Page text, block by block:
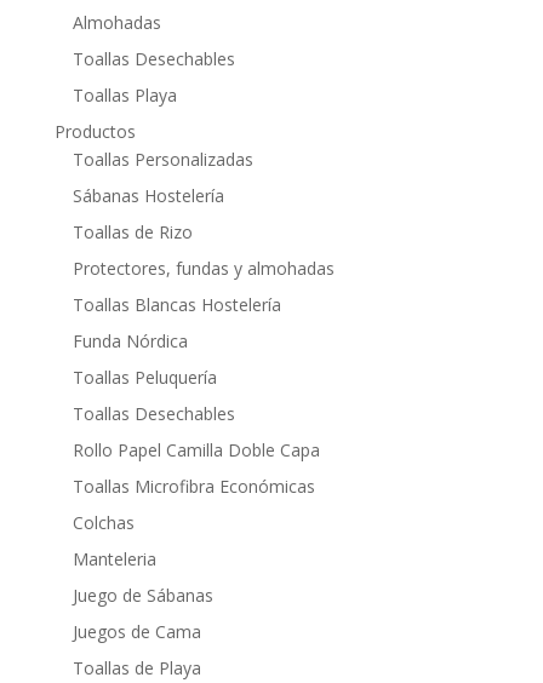
Almohadas
Toallas Desechables
Toallas Playa
Productos
Toallas Personalizadas
Sábanas Hostelería
Toallas de Rizo
Protectores, fundas y almohadas
Toallas Blancas Hostelería
Funda Nórdica
Toallas Peluquería
Toallas Desechables
Rollo Papel Camilla Doble Capa
Toallas Microfibra Económicas
Colchas
Manteleria
Juego de Sábanas
Juegos de Cama
Toallas de Playa